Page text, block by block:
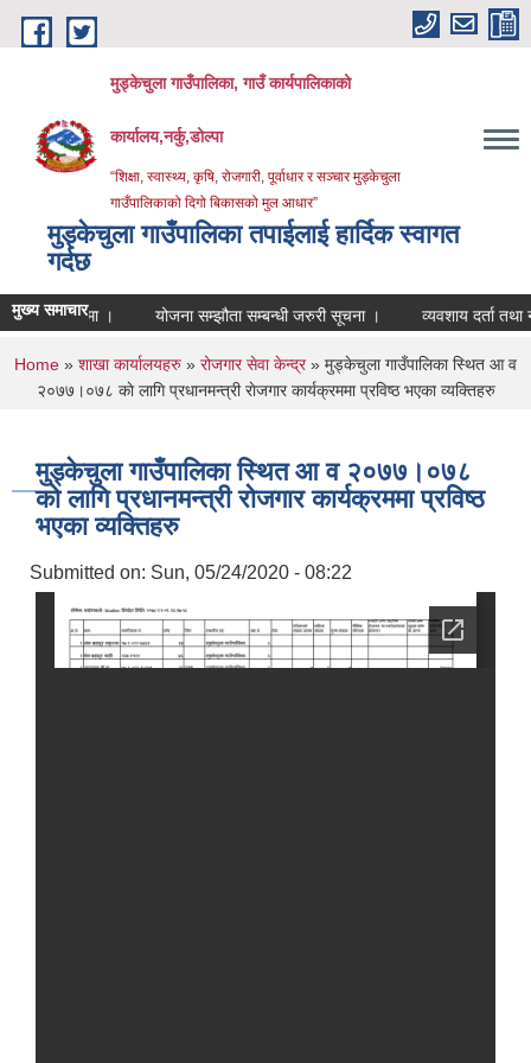
Skip to main content
मुड्केचुला गाउँपालिका, गाउँ कार्यपालिकाको
कार्यालय,नर्कु,डोल्पा
“शिक्षा, स्वास्थ्य, कृषि, रोजगारी, पूर्वाधार र सञ्चार मुड्केचुला
गाउँपालिकाको दिगो बिकासको मुल आधार”
मुड्केचुला गाउँपालिका तपाईलाई हार्दिक स्वागत
गर्दछ
मुख्य समाचार
। योजना सम्झौता सम्बन्धी जरुरी सूचना । व्यवशाय दर्ता तथा
You are here
Home » शाखा कार्यालयहरु » रोजगार सेवा केन्द्र» मुड्केचुला गाउँपालिका स्थित आ व
२०७७।०७८ काे लागि प्रधानमन्त्री राेजगार कार्यक्रममा प्रविष्ठ भएका व्यक्तिहरु
मुड्केचुला गाउँपालिका स्थित आ व २०७७।०७८
काे लागि प्रधानमन्त्री राेजगार कार्यक्रममा प्रविष्ठ
भएका व्यक्तिहरु
Submitted on: Sun, 05/24/2020 - 08:22